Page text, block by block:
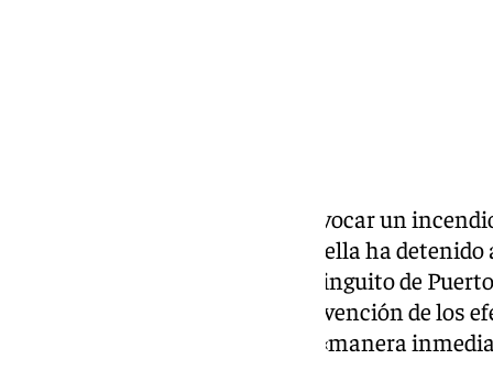
Un hombre es detenido por provocar un
Banús. La Policía Local de Marbella ha
autor de un incendio en un chiringuito de
, la «rápida» intervención de los
permitido extinguir el fuego de «manera